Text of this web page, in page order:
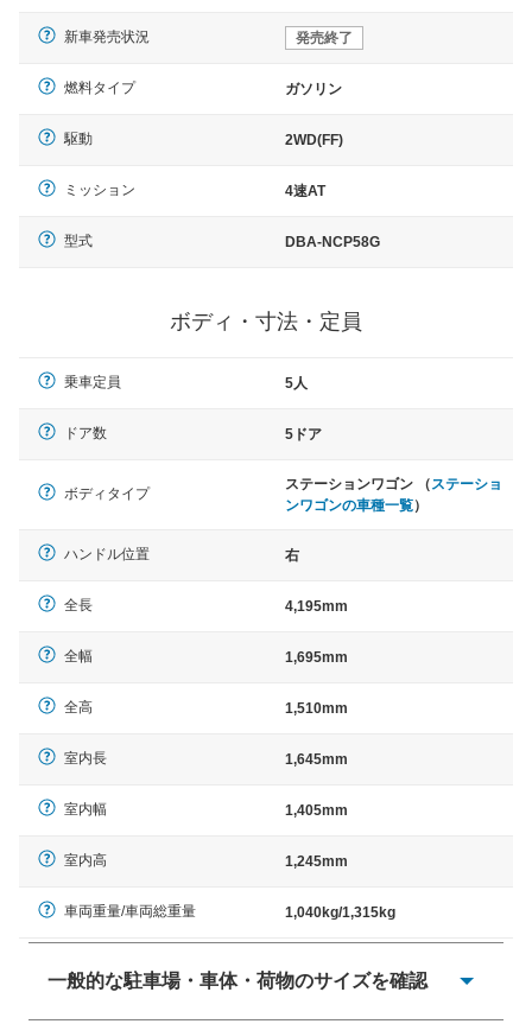
新車発売状況 発売終了
燃料タイプ ガソリン
駆動 2WD(FF)
ミッション 4速AT
型式 DBA-NCP58G
ボディ・寸法・定員
乗車定員 5人
ドア数 5ドア
ボディタイプ
ステーションワゴン （ ステーショ
ンワゴンの車種一覧）
ハンドル位置 右
全長 4,195mm
全幅 1,695mm
全高 1,510mm
室内長 1,645mm
室内幅 1,405mm
室内高 1,245mm
車両重量/車両総重量 1,040kg/1,315kg
一般的な駐車場・車体・荷物のサイズを確認